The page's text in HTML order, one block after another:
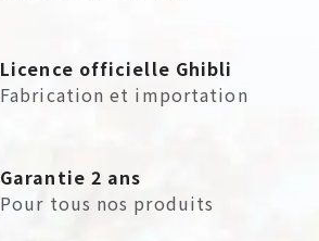
Licence officielle Ghibli
Fabrication et importation
Garantie 2 ans
Pour tous nos produits